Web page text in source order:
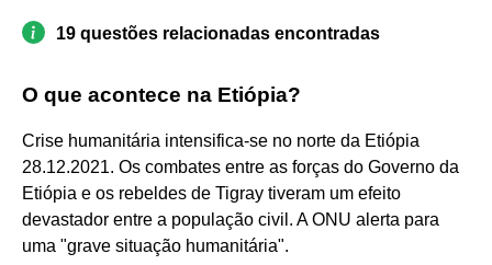
19 questões relacionadas encontradas
O que acontece na Etiópia?
Crise humanitária intensifica-se no norte da Etiópia
28.12.2021. Os combates entre as forças do Governo da
Etiópia e os rebeldes de Tigray tiveram um efeito
devastador entre a população civil. A ONU alerta para
uma "grave situação humanitária".